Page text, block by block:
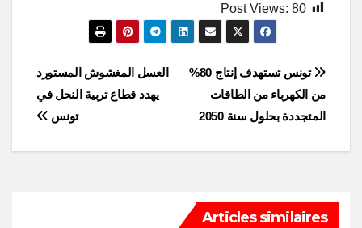
Post Views: 80
Post
navigation
العسل المغشوش المستورد
يهدد قطاع تربية النحل في
تونس
تونس تستهدف إنتاج 80%
من الكهرباء من الطاقات
المتجددة بحلول سنة 2050
Articles similaires